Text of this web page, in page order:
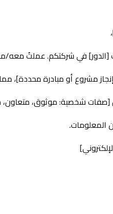
[الدور] في شركتكم. عملتُ معه/
مشروع أو مبادرة محددة]،
شخصية: موثوق، متعاون،
المعلومات.